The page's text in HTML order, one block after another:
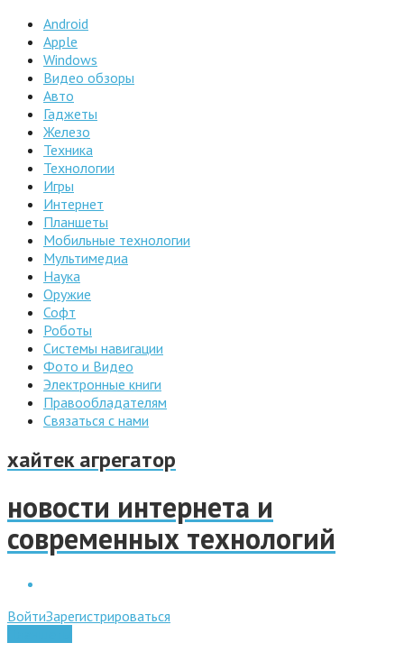
Android
Apple
Windows
Видео обзоры
Авто
Гаджеты
Железо
Техника
Технологии
Игры
Интернет
Планшеты
Мобильные технологии
Мультимедиа
Наука
Оружие
Софт
Роботы
Системы навигации
Фото и Видео
Электронные книги
Правообладателям
Связаться с нами
хайтек агрегатор
новости интернета и
современных технологий
ВойтиЗарегистрироваться